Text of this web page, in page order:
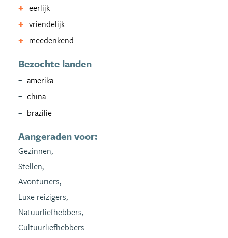
eerlijk
vriendelijk
meedenkend
Bezochte landen
amerika
china
brazilie
Aangeraden voor:
Gezinnen,
Stellen,
Avonturiers,
Luxe reizigers,
Natuurliefhebbers,
Cultuurliefhebbers